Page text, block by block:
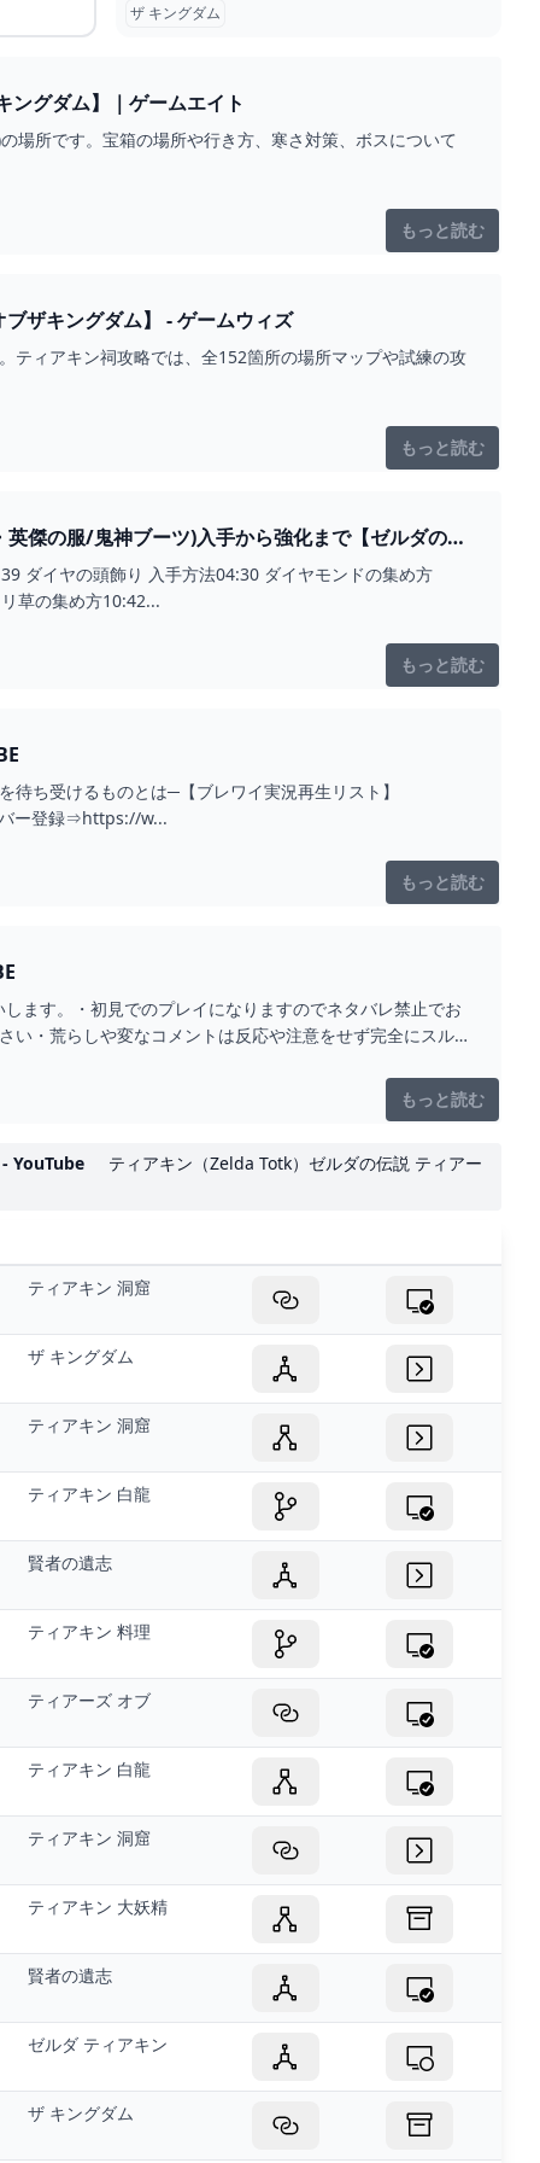
ザ キングダム
ングダム】｜ゲームエイト
場所です。宝箱の場所や行き方、寒さ対策、ボスについて
もっと読む
ザキングダム】 - ゲームウィズ
ティアキン祠攻略では、全152箇所の場所マップや試練の攻
もっと読む
傑の服/鬼神ブーツ)入手から強化まで【ゼルダの伝
ダイヤの頭飾り 入手方法04:30 ダイヤモンドの集め方
草の集め方10:42...
もっと読む
ち受けるものとは─【ブレワイ実況再生リスト】
ー登録⇒https://w...
もっと読む
ます。・初見でのプレイになりますのでネタバレ禁止でお
い・荒らしや変なコメントは反応や注意をせず完全にスル
もっと読む
YouTube ティアキン（Zelda Totk）ゼルダの伝説 ティアー
ティアキン 洞窟
ザ キングダム
ティアキン 洞窟
ティアキン 白龍
賢者の遺志
ティアキン 料理
ティアーズ オブ
ティアキン 白龍
ティアキン 洞窟
ティアキン 大妖精
賢者の遺志
ゼルダ ティアキン
ザ キングダム